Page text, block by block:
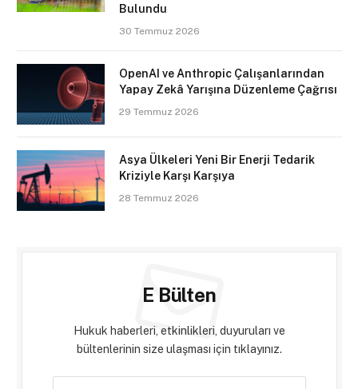
Bulundu
30 Temmuz 2026
OpenAI ve Anthropic Çalışanlarından
Yapay Zekâ Yarışına Düzenleme Çağrısı
29 Temmuz 2026
Asya Ülkeleri Yeni Bir Enerji Tedarik
Kriziyle Karşı Karşıya
28 Temmuz 2026
E Bülten
Hukuk haberleri, etkinlikleri, duyuruları ve
bültenlerinin size ulaşması için tıklayınız.